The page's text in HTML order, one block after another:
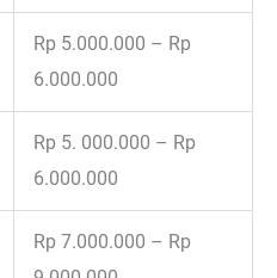
Rp 5.000.000 – Rp
6.000.000
Rp 5. 000.000 – Rp
6.000.000
Rp 7.000.000 – Rp